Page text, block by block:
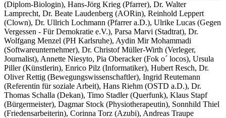
(Diplom-Biologin), Hans-Jörg Krieg (Pfarrer), Dr. Walter
Lamprecht, Dr. Beate Laudenberg (AORin), Reinhold Leppert
(Clown), Dr. Ullrich Lochmann (Pfarrer a.D.), Ulrike Lucas (Gegen
Vergessen - Für Demokratie e.V.), Parsa Marvi (Stadtrat), Dr.
Wolfgang Menzel (PH Karlsruhe), Aydin Mir Mohammadi
(Softwareunternehmer), Dr. Christof Müller-Wirth (Verleger,
Journalist), Annette Niesyto, Pia Oberacker (Fok o´ locos), Ursula
Piller (Künstlerin), Enrico Pilz (Informatiker), Hubert Resch, Dr.
Oliver Rettig (Bewegungswissenschaftler), Ingrid Reutemann
(Referentin für soziale Arbeit), Hans Riehm (OSTD a.D.), Dr.
Thomas Schalla (Dekan), Timo Stadler (Querfunk), Klaus Stapf
(Bürgermeister), Dagmar Stock (Physiotherapeutin), Sonnhild Thiel
(Friedensarbeiterin), Corinna Torz (Azubi), Andreas Traupe